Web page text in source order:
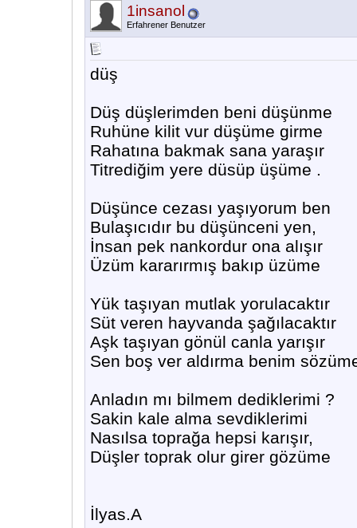
1insanol
Erfahrener Benutzer
düş
Düş düşlerimden beni düşünme
Ruhüne kilit vur düşüme girme
Rahatına bakmak sana yaraşır
Titrediğim yere düsüp üşüme .
Düşünce cezası yaşıyorum ben
Bulaşıcıdır bu düşünceni yen,
İnsan pek nankordur ona alışır
Üzüm kararırmış bakıp üzüme
Yük taşıyan mutlak yorulacaktır
Süt veren hayvanda şağılacaktır
Aşk taşıyan gönül canla yarışır
Sen boş ver aldırma benim
Anladın mı bilmem dediklerimi ?
Sakin kale alma sevdiklerimi
Nasılsa toprağa hepsi karışır,
Düşler toprak olur girer gözüme
İlyas.A